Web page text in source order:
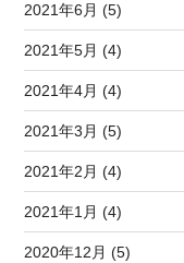
2021年6月 (5)
2021年5月 (4)
2021年4月 (4)
2021年3月 (5)
2021年2月 (4)
2021年1月 (4)
2020年12月 (5)